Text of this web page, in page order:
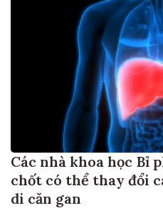
Các nhà khoa học Bỉ
chốt có thể thay đổi
di căn gan